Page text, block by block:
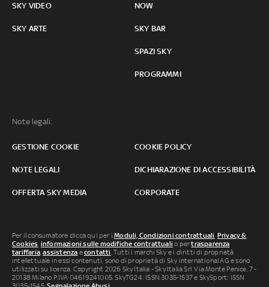
SKY VIDEO
SKY ARTE
NOW
SKY BAR
SPAZI SKY
PROGRAMMI
Note legali:
GESTIONE COOKIE COOKIE POLICY
NOTE LEGALI DICHIARAZIONE DI ACCESSIBILITÀ
OFFERTA SKY MEDIA CORPORATE
Per il consumatore clicca qui per iModuli, Condizioni contrattuali, Privacy &
Cookies, informazioni sulle modifiche contrattuali o pertrasparenza
tariffaria,assistenza econtatti. Tutti i marchi Sky e i diritti di proprietà
intellettuale in essi contenuti, sono di proprietà di Sky international AG e sono
utilizzati su licenza. Copyright 2026 Sky Italia - Sky Italia Srl Via Monte Penice, 7 -
20138 Milano P.IVA 04619241005. SkyTG24: ISSN 3035-1537 e SkySport: ISSN